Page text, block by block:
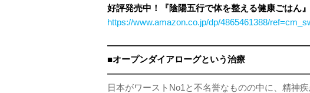
好評発売中！『陰陽五行で体を整える健康ごはん』
https://www.amazon.co.jp/dp/4865461388/
■オープンダイアローグという治療
日本がワーストNo1と不名誉なものの中に、精神